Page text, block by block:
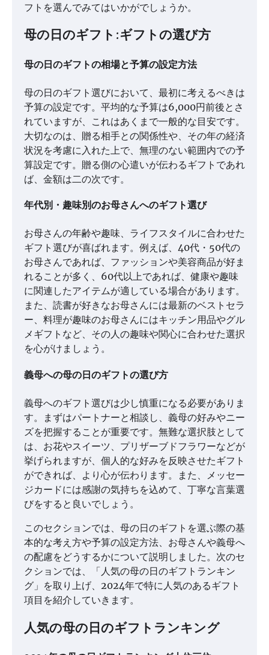
フトを選んでみてはいかがでしょうか。
母の日のギフト:ギフトの選び方
母の日のギフトの相場と予算の設定方法
母の日のギフト選びにおいて、最初に考えるべきは
予算の設定です。平均的な予算は6,000円前後とさ
れていますが、これはあくまで一般的な目安です。
大切なのは、贈る相手との関係性や、その年の経済
状況を考慮に入れた上で、無理のない範囲内での予
算設定です。贈る側の心遣いが伝わるギフトであれ
ば、金額は二の次です。
年代別・趣味別のお母さんへのギフト選び
お母さんの年齢や趣味、ライフスタイルに合わせた
ギフト選びが喜ばれます。例えば、40代・50代の
お母さんであれば、ファッションや美容商品が好ま
れることが多く、60代以上であれば、健康や趣味
に関連したアイテムが適している場合があります。
また、読書が好きなお母さんには最新のベストセラ
ー、料理が趣味のお母さんにはキッチン用品やグル
メギフトなど、その人の趣味や関心に合わせた選択
を心がけましょう。
義母への母の日のギフトの選び方
義母へのギフト選びは少し慎重になる必要がありま
す。まずはパートナーと相談し、義母の好みやニー
ズを把握することが重要です。無難な選択肢として
は、お花やスイーツ、プリザーブドフラワーなどが
挙げられますが、個人的な好みを反映させたギフト
ができれば、より心が伝わります。また、メッセー
ジカードには感謝の気持ちを込めて、丁寧な言葉選
びをすると良いでしょう。
このセクションでは、母の日のギフトを選ぶ際の基
本的な考え方や予算の設定方法、お母さんや義母へ
の配慮をどうするかについて説明しました。次のセ
クションでは、「人気の母の日のギフトランキン
グ」を取り上げ、2024年で特に人気のあるギフト
項目を紹介していきます。
人気の母の日のギフトランキング